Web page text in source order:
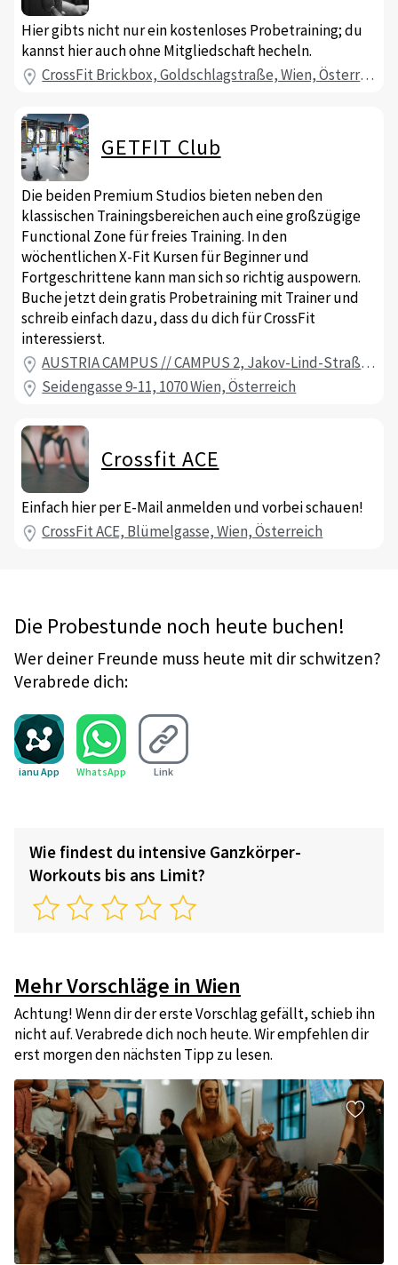
Hier gibts nicht nur ein kostenloses Probetraining; du
kannst hier auch ohne Mitgliedschaft hecheln.
CrossFit Brickbox, Goldschlagstraße, Wien, Österreich
GETFIT Club
Die beiden Premium Studios bieten neben den
klassischen Trainingsbereichen auch eine großzügige
Functional Zone für freies Training. In den
wöchentlichen X-Fit Kursen für Beginner und
Fortgeschrittene kann man sich so richtig auspowern.
Buche jetzt dein gratis Probetraining mit Trainer und
schreib einfach dazu, dass du dich für CrossFit
interessierst.
AUSTRIA CAMPUS // CAMPUS 2, Jakov-Lind-Straße 2, 1020 Wien, Österreich
Seidengasse 9-11, 1070 Wien, Österreich
Crossfit ACE
Einfach hier per E-Mail anmelden und vorbei schauen!
CrossFit ACE, Blümelgasse, Wien, Österreich
Die Probestunde noch heute buchen!
Wer deiner Freunde muss heute mit dir schwitzen?
Verabrede dich:
ianu App WhatsApp Link
Wie findest du intensive Ganzkörper-
Workouts bis ans Limit?
Mehr Vorschläge in Wien
Achtung! Wenn dir der erste Vorschlag gefällt, schieb ihn
nicht auf. Verabrede dich noch heute. Wir empfehlen dir
erst morgen den nächsten Tipp zu lesen.